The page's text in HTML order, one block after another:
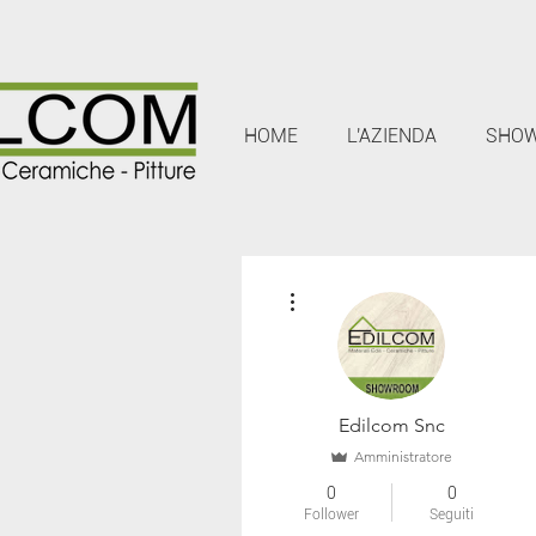
HOME L'AZIENDA
Edilcom Snc
Amministratore
0
Follower
0
Seguiti